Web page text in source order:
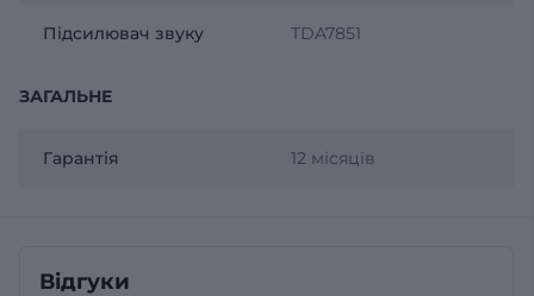
Підсилювач звуку TDA7851
ЗАГАЛЬНЕ
Гарантія 12 місяців
Відгуки